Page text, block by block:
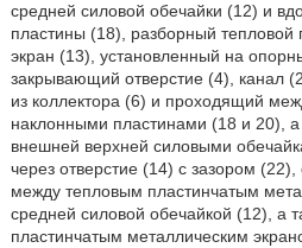
средней силовой обечайки (12) и
пластины (18), разборный тепловой
экран (13), установленный на
закрывающий отверстие (4), канал
из коллектора (6) и проходящий
наклонными пластинами (18 и 20),
внешней верхней силовыми
через отверстие (14) с зазором
между тепловым пластинчатым
средней силовой обечайкой (12), а
пластинчатым металлическим